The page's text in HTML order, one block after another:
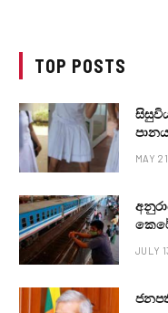
TOP POSTS
MAY
JULY